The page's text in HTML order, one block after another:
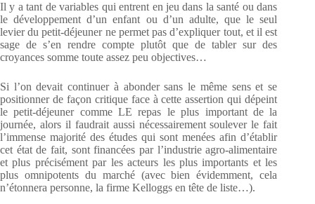
Il y a tant de variables qui entrent en jeu dans la santé ou dans
le développement d’un enfant ou d’un adulte, que le seul
levier du petit-déjeuner ne permet pas d’expliquer tout, et il est
sage de s’en rendre compte plutôt que de tabler sur des
croyances somme toute assez peu objectives…
Si l’on devait continuer à abonder sans le même sens et se
positionner de façon critique face à cette assertion qui dépeint
le petit-déjeuner comme LE repas le plus important de la
journée, alors il faudrait aussi nécessairement soulever le fait
l’immense majorité des études qui sont menées afin d’établir
cet état de fait, sont financées par l’industrie agro-alimentaire
et plus précisément par les acteurs les plus importants et les
plus omnipotents du marché (avec bien évidemment, cela
n’étonnera personne, la firme Kelloggs en tête de liste…).